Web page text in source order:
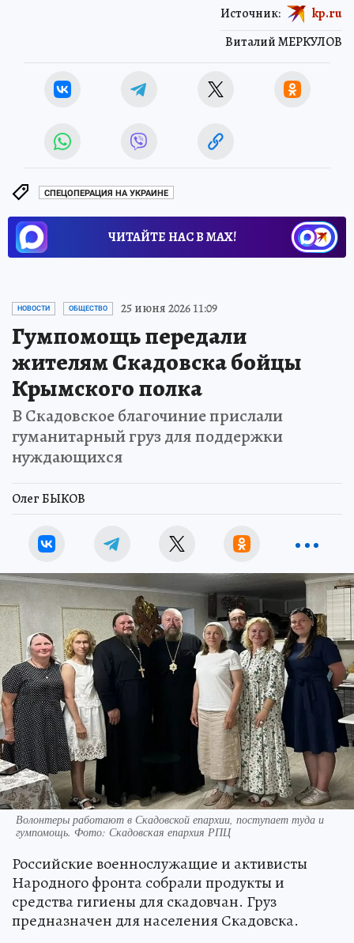
Виталий МЕРКУЛОВ
Источник: kp.ru
СПЕЦОПЕРАЦИЯ НА УКРАИНЕ
ЧИТАЙТЕ НАС В МАХ!
НОВОСТИ ОБЩЕСТВО 25 июня 2026 11:09
Гумпомощь передали
жителям Скадовска бойцы
Крымского полка
В Скадовское благочиние прислали
гуманитарный груз для поддержки
нуждающихся
Олег БЫКОВ
Волонтеры работают в Скадовской епархии, поступает туда и
гумпомощь. Фото: Скадовская епархия РПЦ
Российские военнослужащие и активисты
Народного фронта собрали продукты и
средства гигиены для скадовчан. Груз
предназначен для населения Скадовска.